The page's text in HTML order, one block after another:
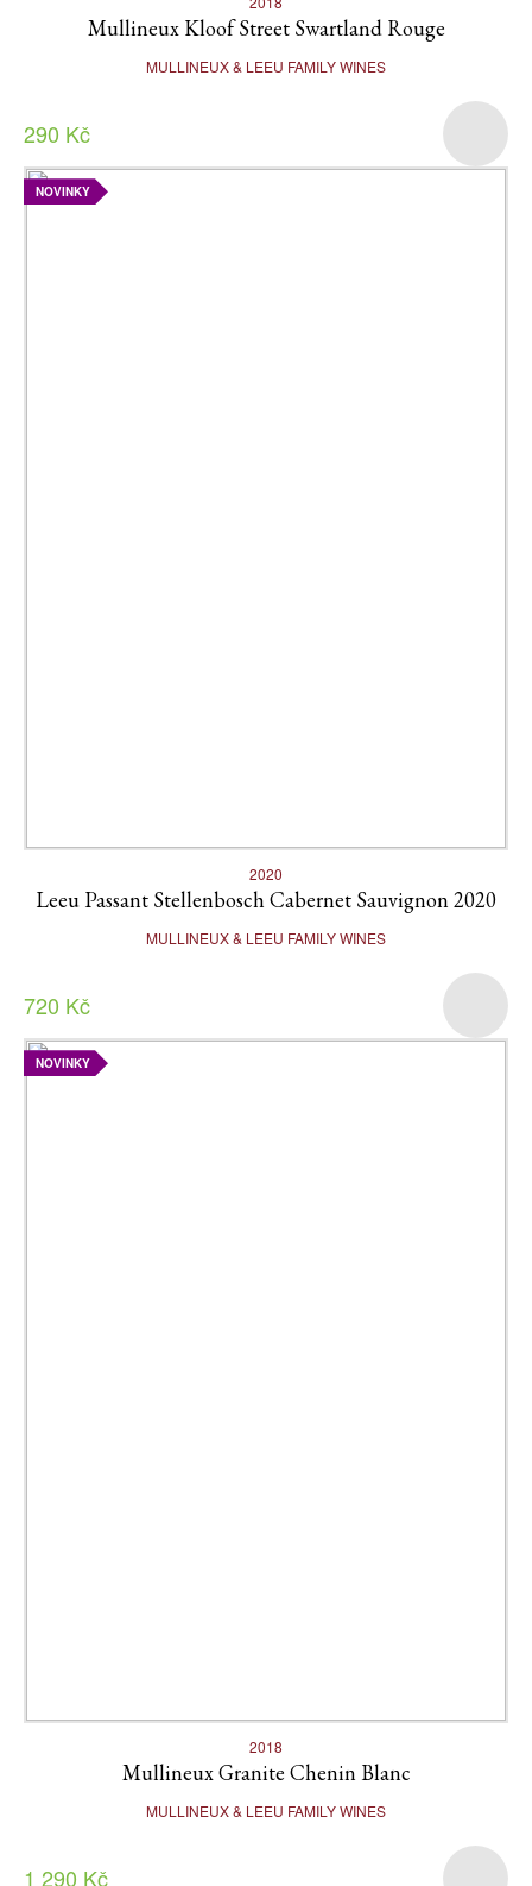
Mullineux Kloof Street Swartland Rouge
MULLINEUX & LEEU FAMILY WINES
290 Kč
NOVINKY
2020
Leeu Passant Stellenbosch Cabernet Sauvignon 2020
MULLINEUX & LEEU FAMILY WINES
720 Kč
NOVINKY
2018
Mullineux Granite Chenin Blanc
MULLINEUX & LEEU FAMILY WINES
1 290 Kč